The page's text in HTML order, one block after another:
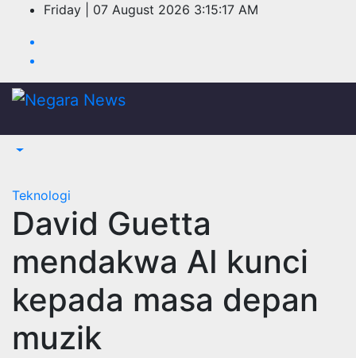
content
Friday | 07 August 2026 3:15:17 AM
Teknologi
David Guetta
mendakwa AI kunci
kepada masa depan
muzik